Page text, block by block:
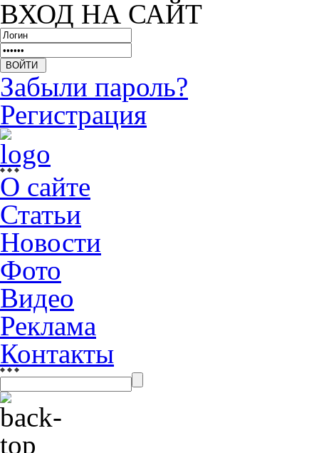
ВХОД НА САЙТ
Забыли пароль?
Регистрация
О сайте
Статьи
Новости
Фото
Видео
Реклама
Контакты